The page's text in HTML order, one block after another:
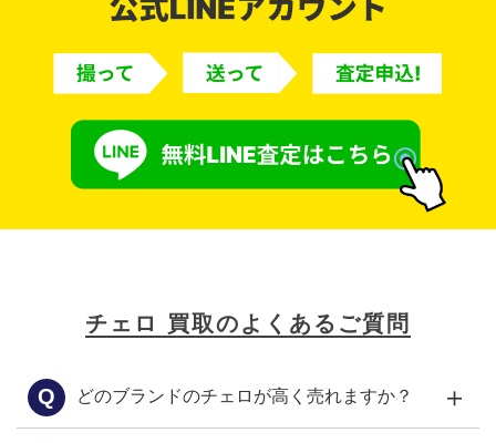
チェロ 買取のよくあるご質問
Q どのブランドのチェロが高く売れますか？ ＋